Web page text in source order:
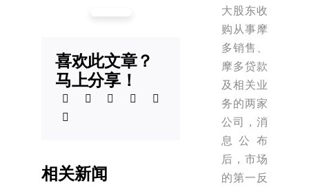
喜欢此文章？
马上分享！
相关新闻
大股东收
购从事摩
多销售、
摩多贷款
及相关业
务的两家
公司，消
息公布
后，市场
的第一反